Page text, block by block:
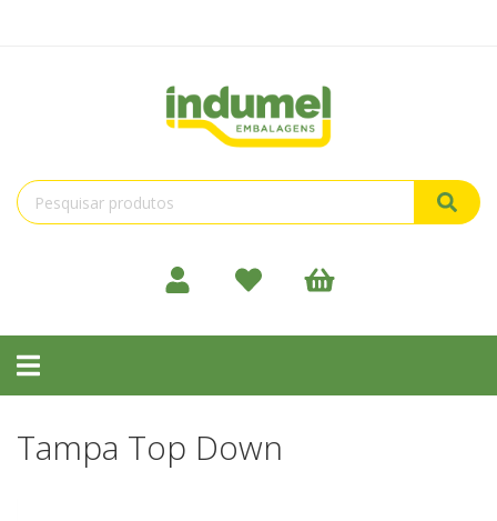
Toggle
navigation
Tampa Top Down